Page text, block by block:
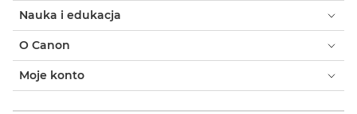
Nauka i edukacja
O Canon
Moje konto